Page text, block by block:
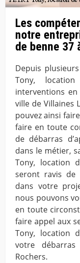
Les
notre
de benne 37
Depuis
Tony,
interventions en
ville de Villaines
pouvez ainsi
faire en toute
de débarras
dans le métier,
Tony, location
seront ravis
dans votre
nous pouvons
en toute
faire appel aux
Tony, location
votre débarras
Rochers.